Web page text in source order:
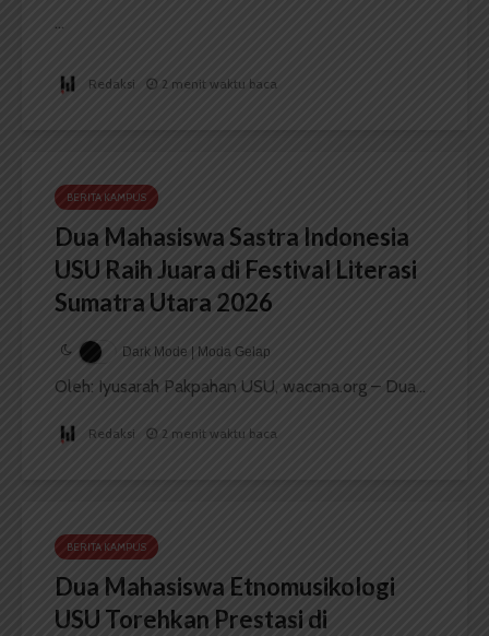
...
Redaksi 2 menit waktu baca
BERITA KAMPUS
Dua Mahasiswa Sastra Indonesia
USU Raih Juara di Festival Literasi
Sumatra Utara 2026
Dark Mode | Moda Gelap
Oleh: Iyusarah Pakpahan USU, wacana.org – Dua...
Redaksi 2 menit waktu baca
BERITA KAMPUS
Dua Mahasiswa Etnomusikologi
USU Torehkan Prestasi di